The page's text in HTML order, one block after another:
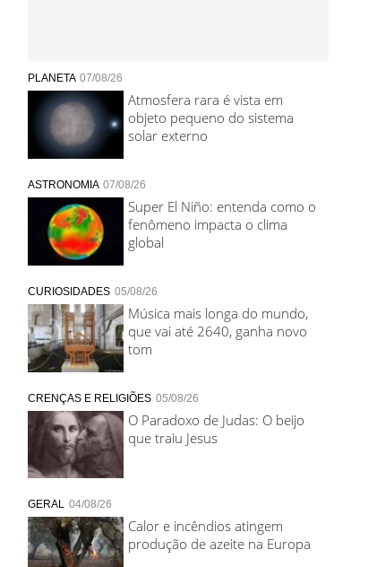
PLANETA 07/08/26
Atmosfera rara é vista em
objeto pequeno do sistema
solar externo
ASTRONOMIA 07/08/26
Super El Niño: entenda como o
fenômeno impacta o clima
global
CURIOSIDADES 05/08/26
Música mais longa do mundo,
que vai até 2640, ganha novo
tom
CRENÇAS E RELIGIÕES 05/08/26
O Paradoxo de Judas: O beijo
que traiu Jesus
GERAL 04/08/26
Calor e incêndios atingem
produção de azeite na Europa